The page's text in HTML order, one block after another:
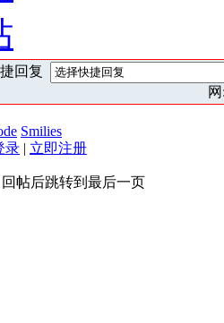
回复
Smilies
录 | 立即注册
回帖后跳转到最后一页